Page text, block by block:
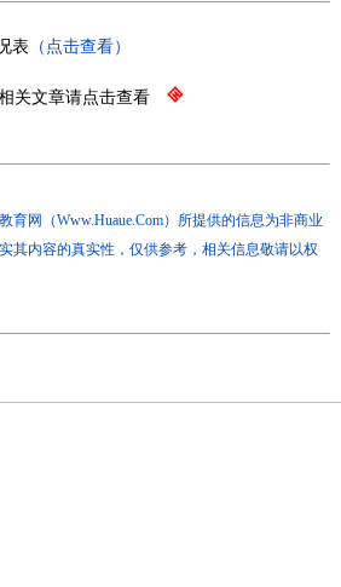
表 （点击查看）
关文章请点击查看
网（Www.Huaue.Com）所提供的信息为非商业
其内容的真实性，仅供参考，相关信息敬请以权